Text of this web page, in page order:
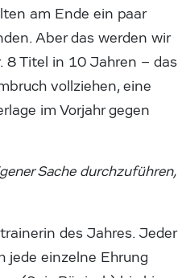
am Ende ein paar
Aber das werden wir
8 Titel in 10 Jahren – das
vollziehen, eine
im Vorjahr gegen
Sache durchzuführen,
des Jahres. Jeder
jede einzelne Ehrung